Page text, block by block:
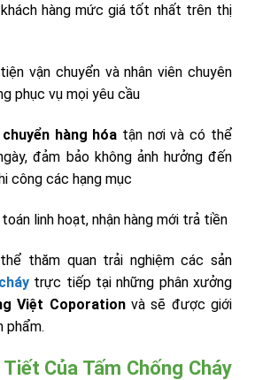
khách hàng mức giá tốt nhất trên thị
vận chuyển và nhân viên chuyên
phục vụ mọi yêu cầu
hàng hóa tận nơi và có thể
đảm bảo không ảnh hưởng đến
công các hạng mục
linh hoạt, nhận hàng mới trả tiền
thăm quan trải nghiệm các sản
trực tiếp tại những phân xưởng
Việt Coporationvà sẽ được giới
phẩm.
Của Tấm Chống Cháy